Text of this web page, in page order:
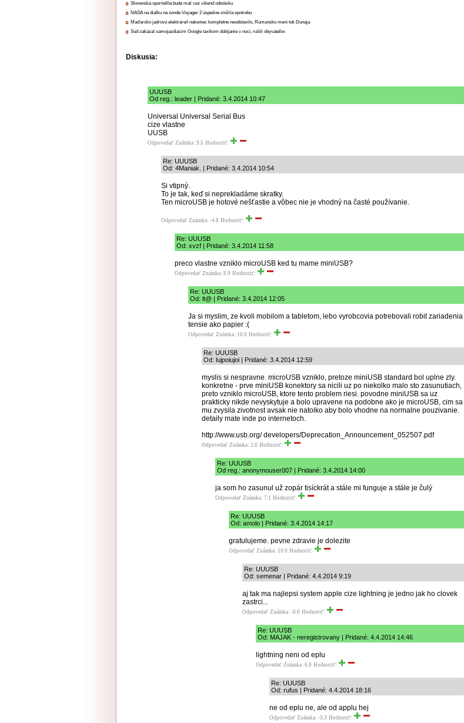
Slovenská sporiteľňa bude mať cez víkend odstávku
NASA na diaľku na sonde Voyager 2 úspešne znížila spotrebu
Maďarsko jadrovú elektráreň nakoniec kompletne neodstavilo, Rumunsko mení tok Dunaja
Súd zakázal samojazdiacim Google taxíkom dobíjanie v noci, rušili obyvateľov
Diskusia:
UUUSB
Od reg.: leader | Pridané: 3.4.2014 10:47
Universal Universal Serial Bus
cize vlastne
UUSB
Odpovedať Známka: 9.5 Hodnotiť:
Re: UUUSB
Od: 4Maniak. | Pridané: 3.4.2014 10:54
Si vtipný.
To je tak, keď si neprekladáme skratky.
Ten microUSB je hotové nešťastie a vôbec nie je vhodný na časté používanie.
Odpovedať Známka: -4.8 Hodnotiť:
Re: UUUSB
Od: xvzf | Pridané: 3.4.2014 11:58
preco vlastne vzniklo microUSB ked tu mame miniUSB?
Odpovedať Známka: 8.9 Hodnotiť:
Re: UUUSB
Od: lt@ | Pridané: 3.4.2014 12:05
Ja si myslim, ze kvoli mobilom a tabletom, lebo vyrobcovia potrebovali robit zariadenia
tensie ako papier :(
Odpovedať Známka: 10.0 Hodnotiť:
Re: UUUSB
Od: lujpoiujoi | Pridané: 3.4.2014 12:59
myslis si nespravne. microUSB vzniklo, pretoze miniUSB standard bol uplne zly.
konkretne - prve miniUSB konektory sa nicili uz po niekolko malo sto zasunutiach,
preto vzniklo microUSB, ktore tento problem riesi. povodne miniUSB sa uz
prakticky nikde nevyskytuje a bolo upravene na podobne ako je microUSB, cim sa
mu zvysila zivotnost avsak nie natolko aby bolo vhodne na normalne pouzivanie.
detaily mate inde po internetoch.
http://www.usb.org/ developers/Deprecation_Announcement_052507.pdf
Odpovedať Známka: 2.6 Hodnotiť:
Re: UUUSB
Od reg.: anonymouser007 | Pridané: 3.4.2014 14:00
ja som ho zasunul už zopár tisíckrát a stále mi funguje a stále je čulý
Odpovedať Známka: 7.1 Hodnotiť:
Re: UUUSB
Od: amolo | Pridané: 3.4.2014 14:17
gratulujeme. pevne zdravie je dolezite
Odpovedať Známka: 10.0 Hodnotiť:
Re: UUUSB
Od: semenar | Pridané: 4.4.2014 9:19
aj tak ma najlepsi system apple cize lightning je jedno jak ho clovek
zastrci...
Odpovedať Známka: -6.0 Hodnotiť:
Re: UUUSB
Od: MAJAK - neregistrovany | Pridané: 4.4.2014 14:46
lightning neni od eplu
Odpovedať Známka: 6.0 Hodnotiť:
Re: UUUSB
Od: rufus | Pridané: 4.4.2014 18:16
ne od eplu ne, ale od applu hej
Odpovedať Známka: -3.3 Hodnotiť: